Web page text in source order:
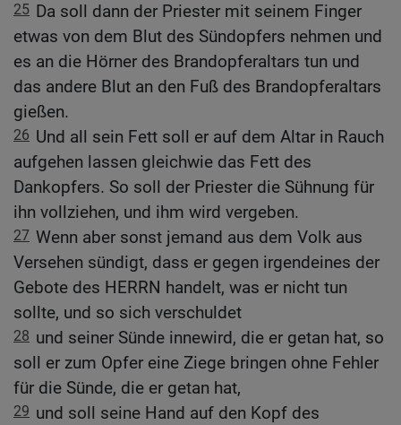
25 Da soll dann der Priester mit seinem Finger
etwas von dem Blut des Sündopfers nehmen und
es an die Hörner des Brandopferaltars tun und
das andere Blut an den Fuß des Brandopferaltars
gießen.
26 Und all sein Fett soll er auf dem Altar in Rauch
aufgehen lassen gleichwie das Fett des
Dankopfers. So soll der Priester die Sühnung für
ihn vollziehen, und ihm wird vergeben.
27 Wenn aber sonst jemand aus dem Volk aus
Versehen sündigt, dass er gegen irgendeines der
Gebote des HERRN handelt, was er nicht tun
sollte, und so sich verschuldet
28 und seiner Sünde innewird, die er getan hat, so
soll er zum Opfer eine Ziege bringen ohne Fehler
für die Sünde, die er getan hat,
29 und soll seine Hand auf den Kopf des